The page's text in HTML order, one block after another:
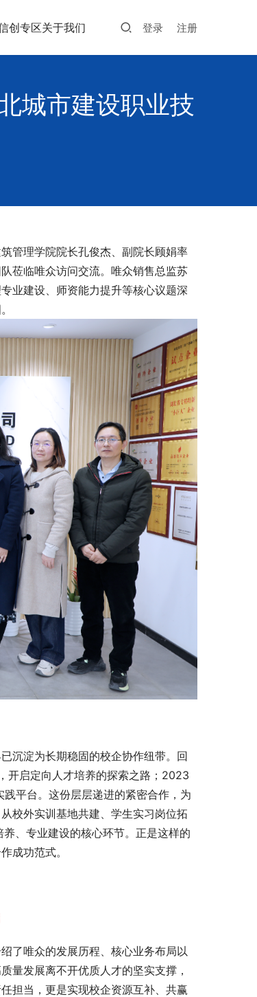
创专区关于我们 登录 注册
城市建设职业技
管理学院院长孔俊杰、副院长顾娟率
莅临唯众访问交流。唯众销售总监苏
业建设、师资能力提升等核心议题深
沉淀为长期稳固的校企协作纽带。回
开启定向人才培养的探索之路；2023
平台。这份层层递进的紧密合作，为
校外实训基地共建、学生实习岗位拓
、专业建设的核心环节。正是这样的
成功范式。
了唯众的发展历程、核心业务布局以
量发展离不开优质人才的坚实支撑，
担当，更是实现校企资源互补、共赢